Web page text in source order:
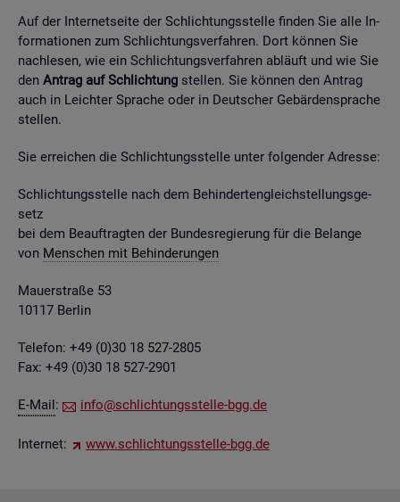
Auf der In­ter­net­sei­te der Schlich­tungs­stel­le fin­den Sie alle In­
for­ma­tio­nen zum Schlich­tungs­ver­fah­ren. Dort kön­nen Sie
nach­le­sen, wie ein Schlich­tungs­ver­fah­ren ab­läuft und wie Sie
den An­trag auf Schlich­tung stel­len. Sie kön­nen den An­trag
auch in Leich­ter Spra­che oder in Deut­scher Ge­bär­den­spra­che
stel­len.
Sie er­rei­chen die Schlich­tungs­stel­le unter fol­gen­der Adres­se:
Schlich­tungs­stel­le nach dem Be­hin­der­ten­gleich­stel­lungs­ge­
setz
bei dem Be­auf­trag­ten der Bun­des­re­gie­rung für die Be­lan­ge
von Men­schen mit Be­hin­de­run­gen
Mau­er­stra­ße 53
10117 Ber­lin
Te­le­fon: +49 (0)30 18 527-2805
Fax: +49 (0)30 18 527-2901
E-Mail: info@​sch​lich​tung​sste​lle-​bgg.​de
In­ter­net: www.​sch​lich​tung​sste​lle-​bgg.​de